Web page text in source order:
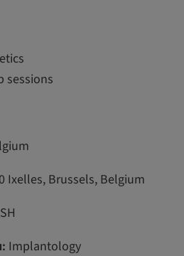
sessions
Ixelles, Brussels, Belgium
Implantology